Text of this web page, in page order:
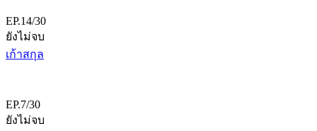
EP.14/30
ยังไม่จบ
เก้าสกุล
EP.7/30
ยังไม่จบ